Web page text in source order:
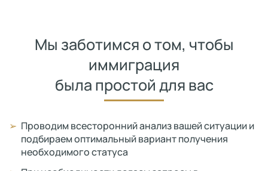
Мы заботимся о том, чтобы
иммиграция
была простой для вас
Проводим всесторонний анализ вашей ситуации и
подбираем оптимальный вариант получения
необходимого статуса